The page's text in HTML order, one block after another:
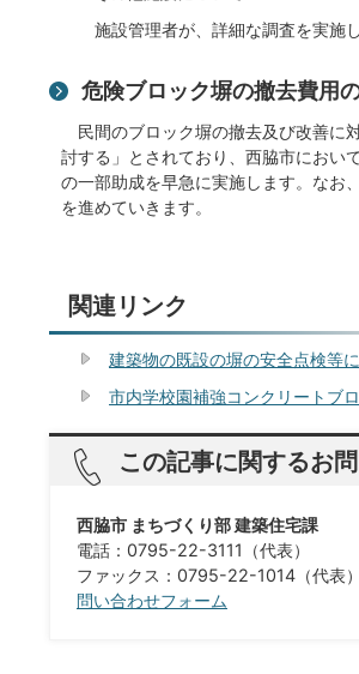
施設管理者が、詳細な調査を実施し
危険ブロック塀の撤去費用
民間のブロック塀の撤去及び改善に
討する」とされており、西脇市におい
の一部助成を早急に実施します。なお
を進めていきます。
関連リンク
建築物の既設の塀の安全点検等
市内学校園補強コンクリートブ
この記事に関するお
西脇市 まちづくり部 建築住宅課
電話：0795-22-3111（代表）
ファックス：0795-22-1014（代表）
問い合わせフォーム